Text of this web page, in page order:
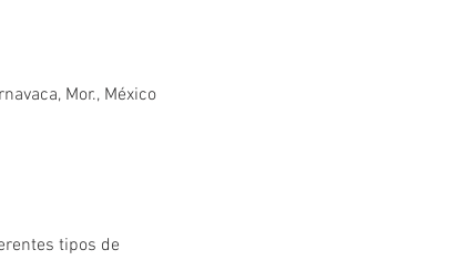
Mor., México
tipos de